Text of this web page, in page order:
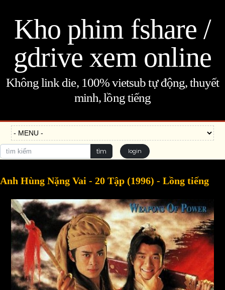
Kho phim fshare /
gdrive xem online
Không link die, 100% vietsub tự động, thuyết
minh, lồng tiếng
tìm login
Anh Hùng Nặng Vai - 20 Tập (1996) - Lồng tiếng